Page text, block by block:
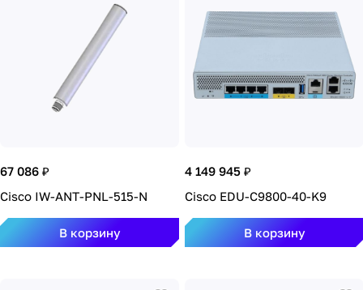
67 086 ₽
Cisco IW-ANT-PNL-515-N
В корзину
4 149 945 ₽
Cisco EDU-C9800-40-K9
В корзину